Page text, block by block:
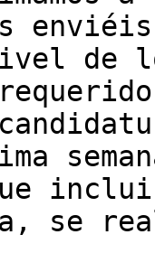
de
se